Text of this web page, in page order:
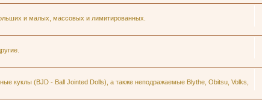
и малых, массовых и лимитированных.
куклы (BJD - Ball Jointed Dolls), а также неподражаемые Blythe, Obitsu, Volks,